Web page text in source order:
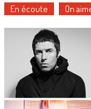
En écoute On